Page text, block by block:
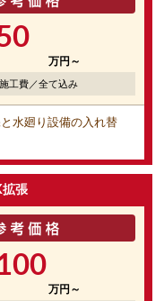
万円～
工費／全て込み
水廻り設備の入れ替
拡張
万円～